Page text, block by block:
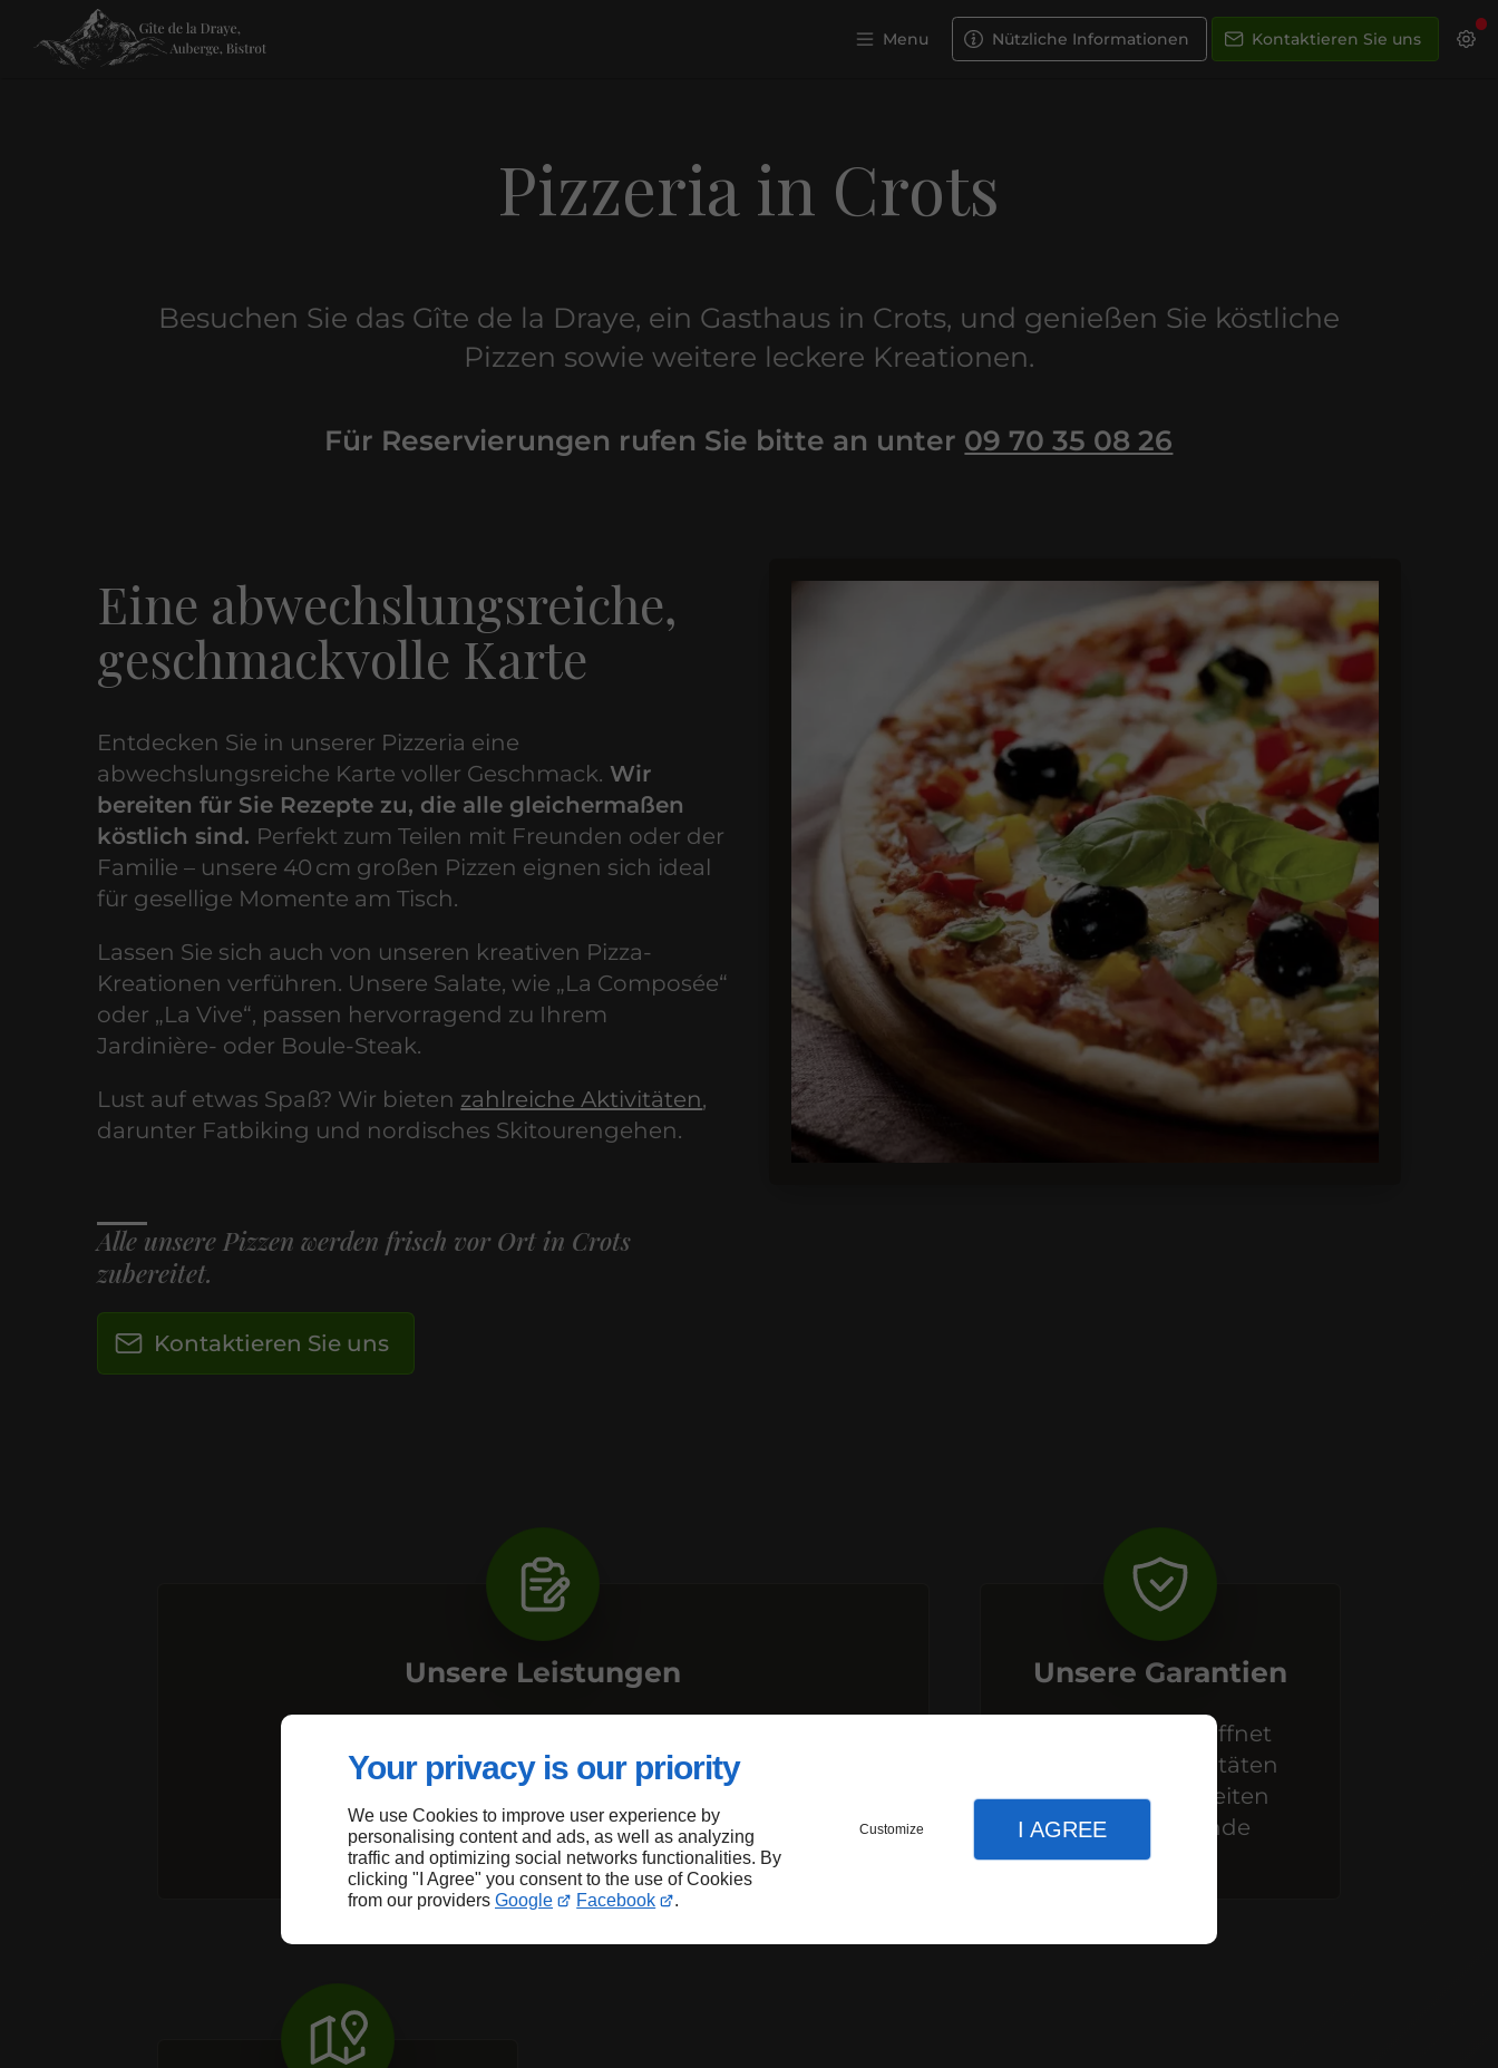
Your privacy is our priority
We use Cookies to improve user experience by
personalising content and ads, as well as analyzing
traffic and optimizing social networks functionalities. By
clicking "I Agree" you consent to the use of Cookies
from our providers Google Facebook .
Customize I AGREE
Menu Nützliche Informationen Kontaktieren Sie uns
Pizzeria in Crots
Besuchen Sie das Gîte de la Draye, ein Gasthaus in Crots, und genießen Sie köstliche
Pizzen sowie weitere leckere Kreationen.
Für Reservierungen rufen Sie bitte an unter 09 70 35 08 26
Eine abwechslungsreiche,
geschmackvolle Karte
Entdecken Sie in unserer Pizzeria eine
abwechslungsreiche Karte voller Geschmack. Wir
bereiten für Sie Rezepte zu, die alle gleichermaßen
köstlich sind. Perfekt zum Teilen mit Freunden oder der
Familie – unsere 40 cm großen Pizzen eignen sich ideal
für gesellige Momente am Tisch.
Lassen Sie sich auch von unseren kreativen Pizza-
Kreationen verführen. Unsere Salate, wie „La Composée“
oder „La Vive“, passen hervorragend zu Ihrem
Jardinière- oder Boule-Steak.
Lust auf etwas Spaß? Wir bieten zahlreiche Aktivitäten,
darunter Fatbiking und nordisches Skitourengehen.
Alle unsere Pizzen werden frisch vor Ort in Crots
zubereitet.
Kontaktieren Sie uns
Unsere Leistungen
Pizzeria
Unsere Garantien
Ganzjährig geöffnet
Vielfältige Aktivitäten
Themenmahlzeiten
Themenabende